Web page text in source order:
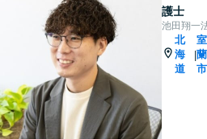
護士
池田翔一
北
海
道
|
室
蘭
市